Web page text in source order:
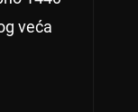
veća